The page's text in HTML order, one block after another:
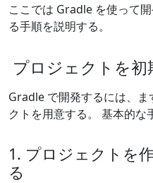
ここでは Gradle を使って
る手順を説明する。
プロジェクトを初
Gradle で開発するには、
クトを用意する。 基本的な
1. プロジェクトを
る